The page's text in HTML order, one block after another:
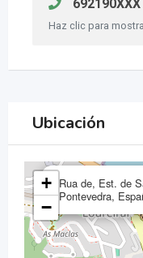
692190XXX
Haz clic para
Ubicación
Rua de, Est. de
Pontevedra,
+
−